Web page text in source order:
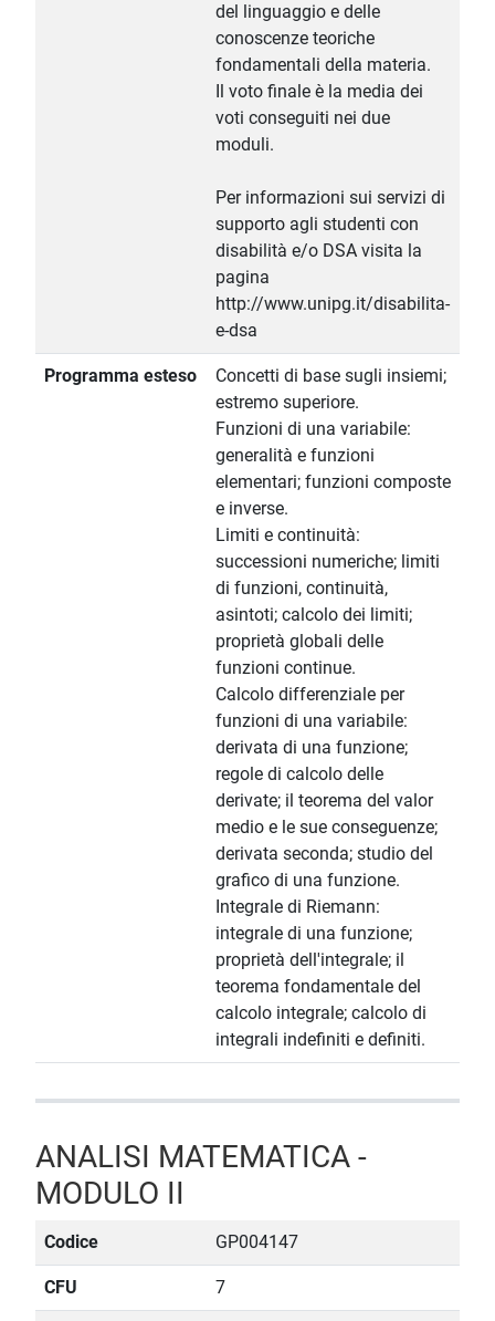
del linguaggio e delle
conoscenze teoriche
fondamentali della materia.
Il voto finale è la media dei
voti conseguiti nei due
moduli.
Per informazioni sui servizi di
supporto agli studenti con
disabilità e/o DSA visita la
pagina
http://www.unipg.it/disabilita-
e-dsa
Programma esteso
Concetti di base sugli insiemi;
estremo superiore.
Funzioni di una variabile:
generalità e funzioni
elementari; funzioni composte
e inverse.
Limiti e continuità:
successioni numeriche; limiti
di funzioni, continuità,
asintoti; calcolo dei limiti;
proprietà globali delle
funzioni continue.
Calcolo differenziale per
funzioni di una variabile:
derivata di una funzione;
regole di calcolo delle
derivate; il teorema del valor
medio e le sue conseguenze;
derivata seconda; studio del
grafico di una funzione.
Integrale di Riemann:
integrale di una funzione;
proprietà dell'integrale; il
teorema fondamentale del
calcolo integrale; calcolo di
integrali indefiniti e definiti.
ANALISI MATEMATICA -
MODULO II
Codice GP004147
CFU 7